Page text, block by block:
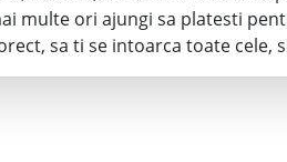
multe ori ajungi sa platesti
sa ti se intoarca toate cele,